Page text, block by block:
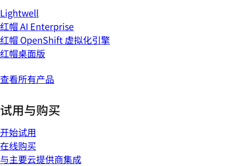
Lightwell
红帽 AI Enterprise
红帽 OpenShift 虚拟化引擎
红帽桌面版
查看所有产品
试用与购买
开始试用
在线购买
与主要云提供商集成